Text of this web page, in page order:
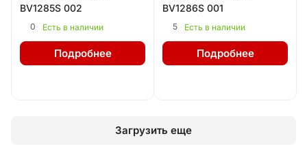
BV1285S 002
0 Есть в наличии
Подробнее
BV1286S 001
5 Есть в наличии
Подробнее
Загрузить еще